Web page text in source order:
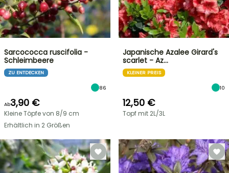
Sarcococca ruscifolia -
Schleimbeere
ZU ENTDECKEN
86
Ab3,90 €
Kleine Töpfe von 8/9 cm
Erhältlich in 2 Größen
Japanische Azalee Girard's
scarlet - Az…
KLEINER PREIS
10
12,50 €
Topf mit 2L/3L